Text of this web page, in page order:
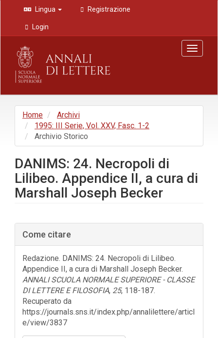
Navigazione
principale
Contenuto
principale
Barra
laterale
Lingua Registrazione
Login
Toggle
Home
Archivi
1995: III Serie, Vol. XXV, Fasc. 1-2
Archivio Storico
DANIMS: 24. Necropoli di
Lilibeo. Appendice II, a cura di
Marshall Joseph Becker
Barra
laterale
dell'articolo
Come citare
Redazione. DANIMS: 24. Necropoli di Lilibeo.
Appendice II, a cura di Marshall Joseph Becker.
ANNALI SCUOLA NORMALE SUPERIORE - CLASSE
DI LETTERE E FILOSOFIA, 25, 118-187.
Recuperato da
https://journals.sns.it/index.php/annalilettere/articl
e/view/3837